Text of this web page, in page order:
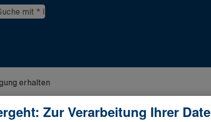
erhalten
Zur Verarbeitung Ihrer